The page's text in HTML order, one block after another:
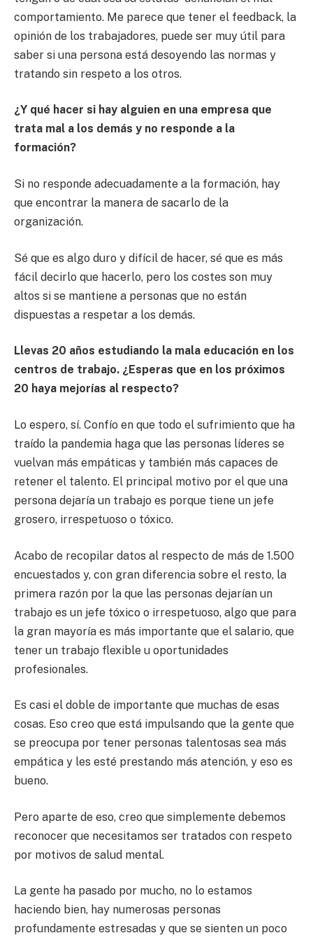
comportamiento. Me parece que tener el feedback, la
opinión de los trabajadores, puede ser muy útil para
saber si una persona está desoyendo las normas y
tratando sin respeto a los otros.
¿Y qué hacer si hay alguien en una empresa que
trata mal a los demás y no responde a la
formación?
Si no responde adecuadamente a la formación, hay
que encontrar la manera de sacarlo de la
organización.
Sé que es algo duro y difícil de hacer, sé que es más
fácil decirlo que hacerlo, pero los costes son muy
altos si se mantiene a personas que no están
dispuestas a respetar a los demás.
Llevas 20 años estudiando la mala educación en los
centros de trabajo. ¿Esperas que en los próximos
20 haya mejorías al respecto?
Lo espero, sí. Confío en que todo el sufrimiento que ha
traído la pandemia haga que las personas líderes se
vuelvan más empáticas y también más capaces de
retener el talento. El principal motivo por el que una
persona dejaría un trabajo es porque tiene un jefe
grosero, irrespetuoso o tóxico.
Acabo de recopilar datos al respecto de más de 1.500
encuestados y, con gran diferencia sobre el resto, la
primera razón por la que las personas dejarían un
trabajo es un jefe tóxico o irrespetuoso, algo que para
la gran mayoría es más importante que el salario, que
tener un trabajo flexible u oportunidades
profesionales.
Es casi el doble de importante que muchas de esas
cosas. Eso creo que está impulsando que la gente que
se preocupa por tener personas talentosas sea más
empática y les esté prestando más atención, y eso es
bueno.
Pero aparte de eso, creo que simplemente debemos
reconocer que necesitamos ser tratados con respeto
por motivos de salud mental.
La gente ha pasado por mucho, no lo estamos
haciendo bien, hay numerosas personas
profundamente estresadas y que se sienten un poco